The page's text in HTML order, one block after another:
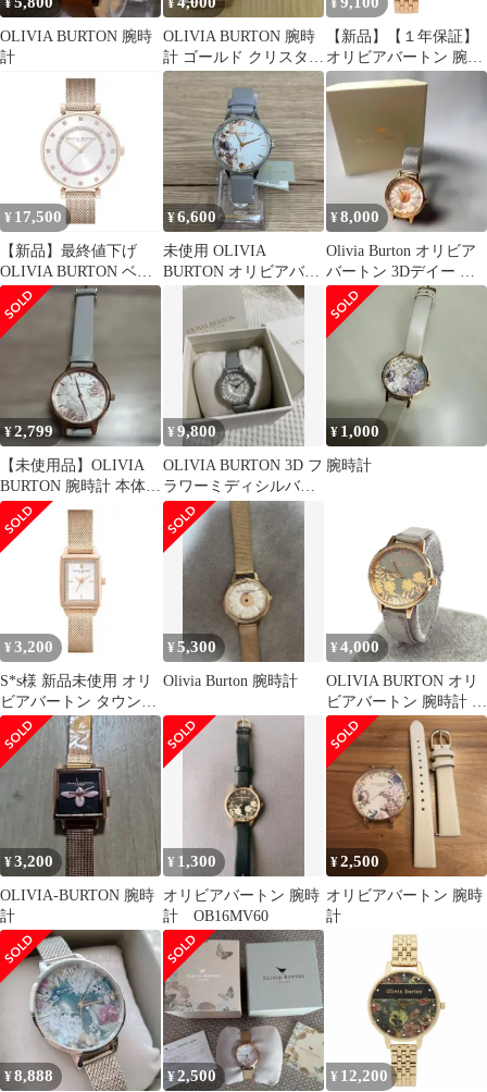
¥
OLIVIA BURTON 腕時
計
¥
OLIVIA BURTON 腕時
計 ゴールド クリスタル
ベゼル 稼動品
¥
【新品】【１年保証】
オリビアバートン 腕時
計 レディース ヴァース
ティ ホワイト ローズゴ
ールド OB16VS06
Olivia Burton
¥ 17,500
【新品】最終値下げ
OLIVIA BURTON ベル
グレイブ ゴールド
¥6,600
未使用 OLIVIA
BURTON オリビアバー
トン 腕時計 OＢＷ0594
箱付き グレー 平塚店
衣料品 i
¥8,000
Olivia Burton オリビア
バートン 3Dデイー メ
ッシュ 腕時計
¥2,799
【未使用品】OLIVIA
BURTON 腕時計 本体
ローズゴールド 花柄
¥9,800
OLIVIA BURTON 3D フ
ラワーミディシルバー
ホワイト アールグレイ
¥ 1,000
腕時計
¥ 3,200
S*s様 新品未使用 オリ
ビアバートン タウンハ
ウス 24000015
¥5,300
Olivia Burton 腕時計
¥ 4,000
OLIVIA BURTON オリ
ビアバートン 腕時計 ク
ォーツ SS×レザー/ ゴー
ルドカラー×グレー レ
ディース /
240001209117
¥3,200
OLIVIA-BURTON 腕時
計
¥ 1,300
オリビアバートン 腕時
計 OB16MV60
¥2,500
オリビアバートン 腕時
計
¥8,888 ¥2,500 ¥ 12,200